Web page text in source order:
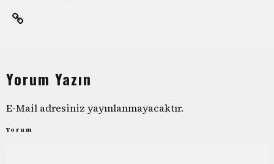
Yorum Yazın
E-Mail adresiniz yayınlanmayacaktır.
Yorum